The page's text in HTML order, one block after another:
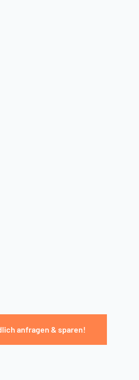
anfragen & sparen!